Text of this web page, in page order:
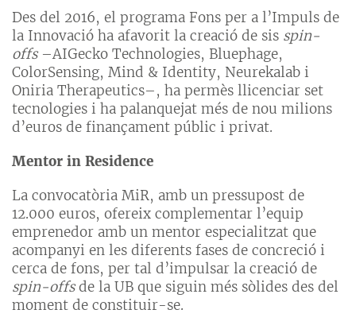
Des del 2016, el programa Fons per a l’Impuls de
la Innovació ha afavorit la creació de sis spin-
offs–AIGecko Technologies, Bluephage,
ColorSensing, Mind & Identity, Neurekalab i
Oniria Therapeutics–, ha permès llicenciar set
tecnologies i ha palanquejat més de nou milions
d’euros de finançament públic i privat.
Mentor in Residence
La convocatòria MiR, amb un pressupost de
12.000 euros, ofereix complementar l’equip
emprenedor amb un mentor especialitzat que
acompanyi en les diferents fases de concreció i
cerca de fons, per tal d’impulsar la creació de
spin-offsde la UB que siguin més sòlides des del
moment de constituir-se.